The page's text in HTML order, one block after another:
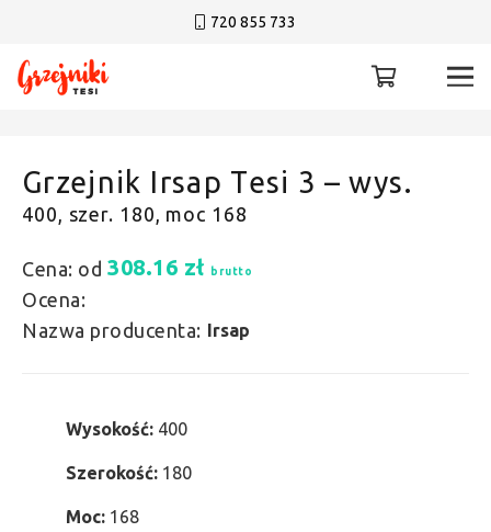
720 855 733
Grzejnik Irsap Tesi 3 – wys.
400, szer. 180, moc 168
Cena: od 308.16 zł brutto
Ocena:
Nazwa producenta: Irsap
Wysokość: 400
Szerokość: 180
Moc: 168